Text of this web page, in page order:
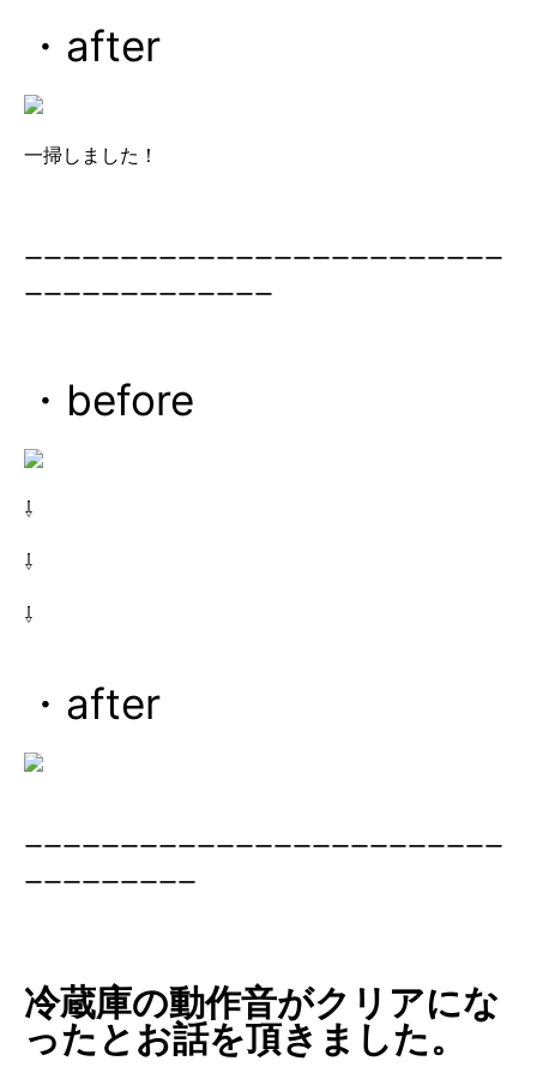
・after
一掃しました！
ーーーーーーーーーーーーーーーーーーーーーーーーー
ーーーーーーーーーーーーー
・before
⇩
⇩
⇩
・after
ーーーーーーーーーーーーーーーーーーーーーーーーー
ーーーーーーーーー
冷蔵庫の動作音がクリアにな
ったとお話を頂きました。